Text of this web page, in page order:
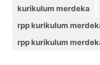
kurikulum merdeka
rpp kurikulum
rpp kurikulum